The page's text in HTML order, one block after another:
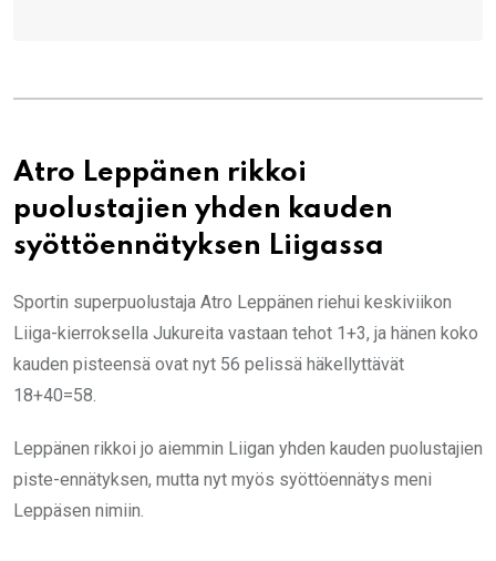
Atro Leppänen rikkoi
puolustajien yhden kauden
syöttöennätyksen Liigassa
Sportin superpuolustaja Atro Leppänen riehui keskiviikon
Liiga-kierroksella Jukureita vastaan tehot 1+3, ja hänen koko
kauden pisteensä ovat nyt 56 pelissä häkellyttävät
18+40=58.
Leppänen rikkoi jo aiemmin Liigan yhden kauden puolustajien
piste-ennätyksen, mutta nyt myös syöttöennätys meni
Leppäsen nimiin.